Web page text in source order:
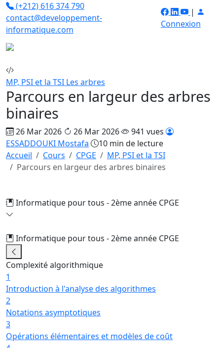
(+212) 616 374 790
contact@developpement-
informatique.com
|
Connexion
MP, PSI et la TSI Les arbres
Parcours en largeur des arbres
binaires
26 Mar 2026 26 Mar 2026
941 vues
ESSADDOUKI Mostafa
10 min de lecture
Accueil
Cours CPGE
MP, PSI et la TSI
Parcours en largeur des arbres binaires
Informatique pour tous - 2ème année CPGE
Informatique pour tous - 2ème année CPGE
Complexité algorithmique
1
Introduction à l'analyse des algorithmes
2
Notations asymptotiques
3
Opérations élémentaires et modèles de coût